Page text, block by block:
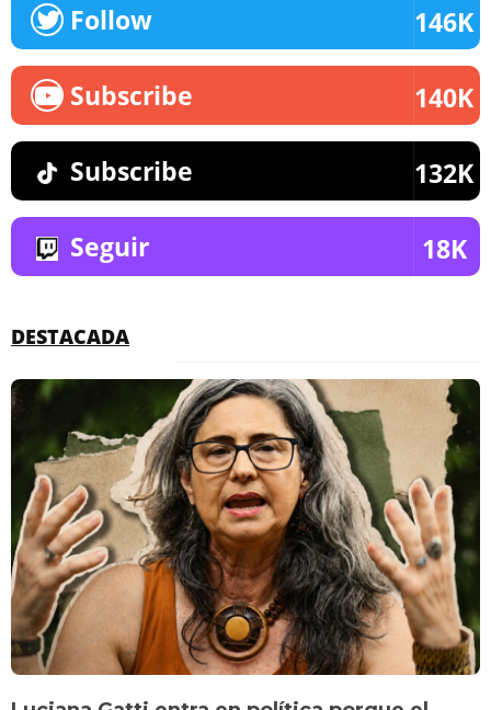
Follow 146K
Subscribe 140K
Subscribe 132K
Seguir 18K
DESTACADA